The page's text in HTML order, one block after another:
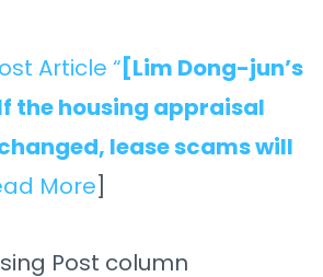
Article “ [Lim Dong-jun’s
the housing appraisal
lease scams will
More]
Post column